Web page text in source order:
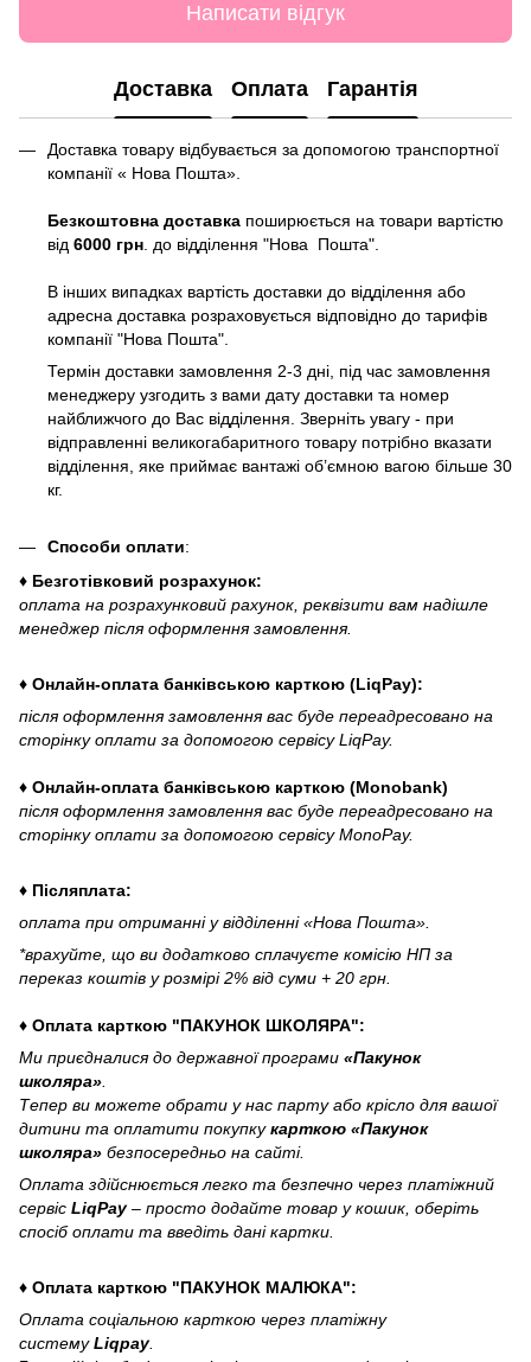
Написати відгук
Доставка Оплата Гарантія
Доставка товару відбувається за допомогою транспортної
компанії « Нова Пошта».
Безкоштовна доставка поширюється на товари вартістю
від 6000 грн . до відділення "Нова Пошта".
В інших випадках вартість доставки до відділення або
адресна доставка розраховується відповідно до тарифів
компанії "Нова Пошта".
Термін доставки замовлення 2-3 дні, під час замовлення
менеджеру узгодить з вами дату доставки та номер
найближчого до Вас відділення. Зверніть увагу - при
відправленні великогабаритного товару потрібно вказати
відділення, яке приймає вантажі об’ємною вагою більше 30
кг.
Способи оплати:
♦ Безготівковий розрахунок:
оплата на розрахунковий рахунок, реквізити вам надішле
менеджер після оформлення замовлення.
♦ Онлайн-оплата банківською карткою (LiqPay):
після оформлення замовлення вас буде переадресовано на
сторінку оплати за допомогою сервісу LiqPay.
♦ Онлайн-оплата банківською карткою (Monobank)
після оформлення замовлення вас буде переадресовано на
сторінку оплати за допомогою сервісу MonoPay.
♦ Післяплата:
оплата при отриманні у відділенні «Нова Пошта».
*врахуйте, що ви додатково сплачуєте комісію НП за
переказ коштів у розмірі 2% від суми + 20 грн.
♦ Оплата карткою "ПАКУНОК ШКОЛЯРА":
Ми приєдналися до державної програми «Пакунок
школяра»
Тепер ви можете обрати у нас парту або крісло для вашої
дитини та оплатити покупкукарткою «Пакунок
школяра» безпосередньо на сайті.
Оплата здійснюється легко та безпечно через платіжний
сервіс LiqPay– просто додайте товар у кошик, оберіть
спосіб оплати та введіть дані картки.
♦ Оплата карткою "ПАКУНОК МАЛЮКА":
Оплата соціальною карткою через платіжну
системуLiqpay.